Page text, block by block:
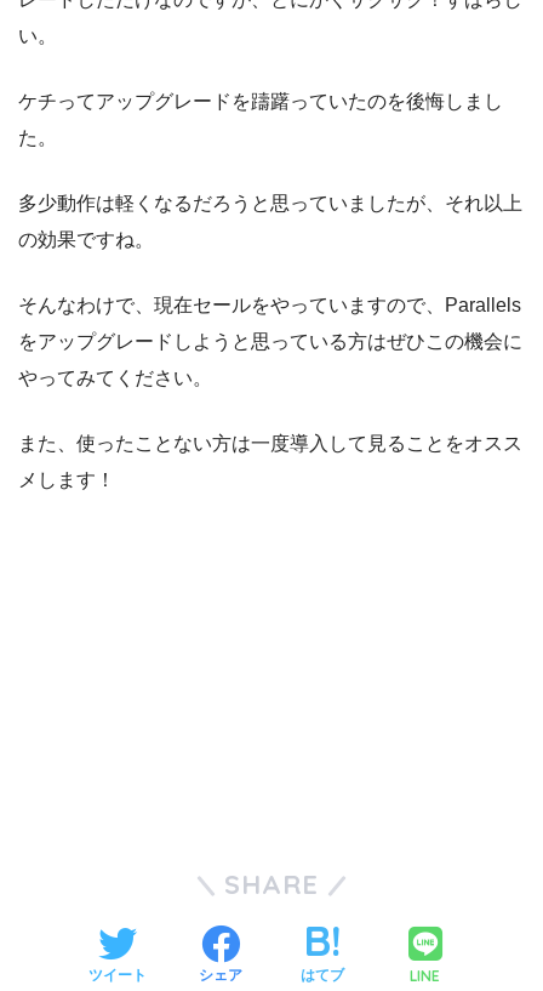
い。
ケチってアップグレードを躊躇っていたのを後悔しまし
た。
多少動作は軽くなるだろうと思っていましたが、それ以上
の効果ですね。
そんなわけで、現在セールをやっていますので、Parallels
をアップグレードしようと思っている方はぜひこの機会に
やってみてください。
また、使ったことない方は一度導入して見ることをオスス
メします！
SHARE
ツイート シェア はてブ LINE